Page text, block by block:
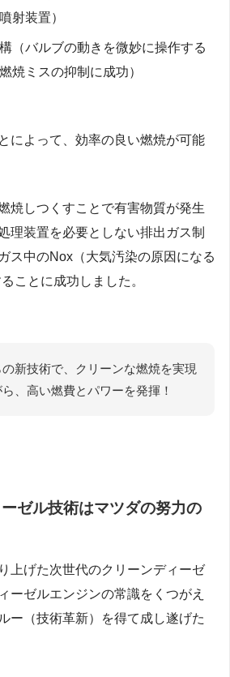
射装置）
（バルブの動きを微妙に操作する
焼ミスの抑制に成功）
によって、効率の良い燃焼が可能
焼しつくすことで有害物質が発生
理装置を必要としない排出ガス制
ス中のNox（大気汚染の原因になる
ことに成功しました。
の新技術で、クリーンな燃焼を実現
ら、高い燃費とパワーを発揮！
ゼル技術はマツダの努力の
上げた次世代のクリーンディーゼ
ーゼルエンジンの常識をくつがえ
ー（技術革新）を得て成し遂げた